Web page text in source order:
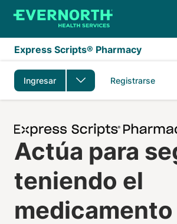
Saltar al contenido principal
Express Scripts® Pharmacy
Ingresar Registrarse
35-Day
Actúa para
teniendo el